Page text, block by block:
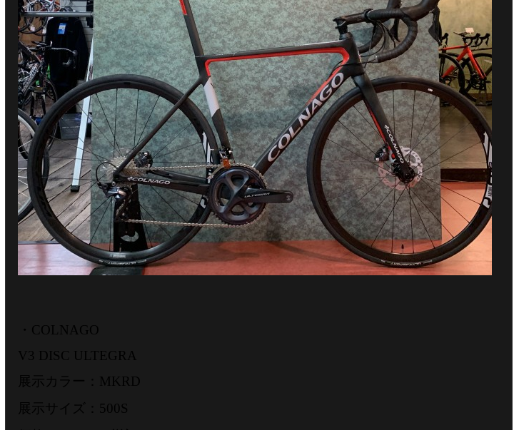
・COLNAGO
V3 DISC ULTEGRA
展示カラー：MKRD
展示サイズ：500S